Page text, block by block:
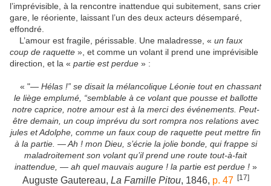
l’imprévisible, à la rencontre inattendue qui subitement, sans crier
gare, le réoriente, laissant l’un des deux acteurs désemparé,
effondré.
L’amour est fragile, périssable. Une maladresse, « un faux
coup de raquette », et comme un volant il prend une imprévisible
direction, et la « partie est perdue » :
« "— Hélas !” se disait la mélancolique Léonie tout en chassant
le liège emplumé, “semblable à ce volant que pousse et ballotte
notre caprice, notre amour est à la merci des événements. Peut-
être demain, un coup imprévu du sort rompra nos relations avec
jules et Adolphe, comme un faux coup de raquette peut mettre fin
à la partie. — Ah ! mon Dieu, s’écrie la jolie bonde, qui frappe si
maladroitement son volant qu’il prend une route tout-à-fait
inattendue, — ah quel mauvais augure ! la partie est perdue ! »
Auguste Gautereau, La Famille Pitou, 1846, p. 47 [17]